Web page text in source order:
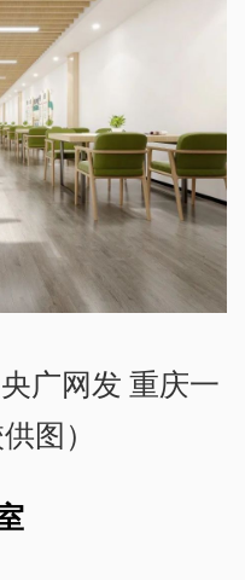
广网发 重庆一
图）